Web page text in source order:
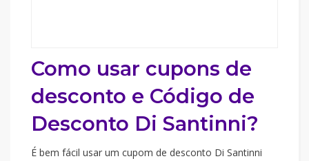
Como usar cupons de
desconto e Código de
Desconto Di Santinni?
É bem fácil usar um cupom de desconto Di Santinni